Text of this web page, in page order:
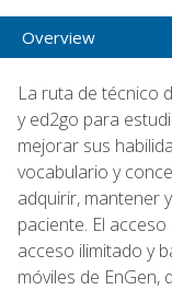
Overview
La ruta de técnico
y ed2go para
mejorar sus
vocabulario y
adquirir, mantener
paciente. El
acceso ilimitado y
móviles de EnGen,